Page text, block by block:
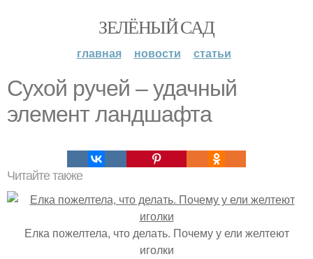
ЗЕЛЁНЫЙ САД
главная новости статьи
Сухой ручей – удачный
элемент ландшафта
Читайте также
Елка пожелтела, что делать. Почему у ели желтеют
иголки